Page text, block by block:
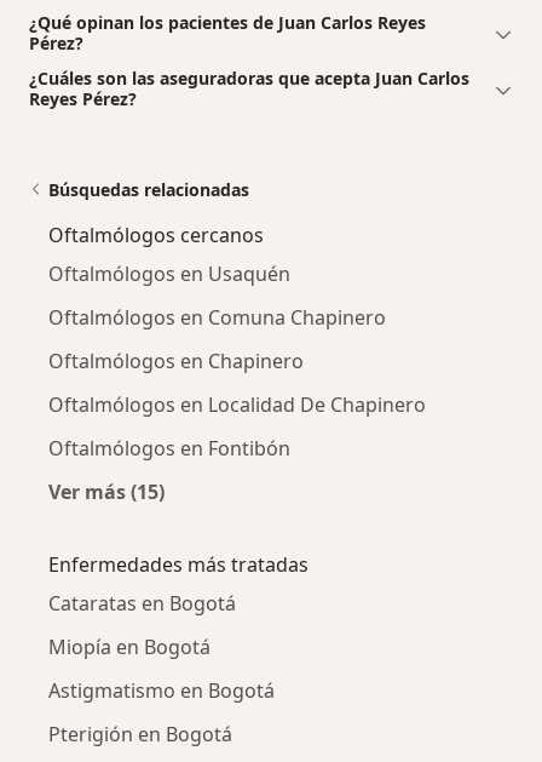
¿Qué opinan los pacientes de Juan Carlos Reyes
Pérez?
¿Cuáles son las aseguradoras que acepta Juan Carlos
Reyes Pérez?
Búsquedas relacionadas
Oftalmólogos cercanos
Oftalmólogos en Usaquén
Oftalmólogos en Comuna Chapinero
Oftalmólogos en Chapinero
Oftalmólogos en Localidad De Chapinero
Oftalmólogos en Fontibón
Ver más (15)
Enfermedades más tratadas
Cataratas en Bogotá
Miopía en Bogotá
Astigmatismo en Bogotá
Pterigión en Bogotá